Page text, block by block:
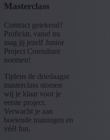
Masterclass
Contract getekend?
Proficiat, vanaf nu
mag jij jezelf Junior
Project Consultant
noemen!
Tijdens de driedaagse
masterclass stomen
wij je klaar voor je
eerste project.
Verwacht je aan
boeiende trainingen en
véél fun.